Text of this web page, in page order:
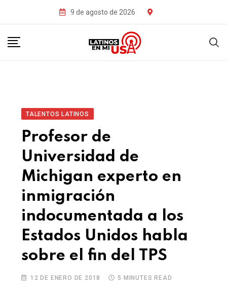
9 de agosto de 2026
TALENTOS LATINOS
Profesor de
Universidad de
Michigan experto en
inmigración
indocumentada a los
Estados Unidos habla
sobre el fin del TPS
12 DE ENERO DE 2018
5 MINUTES READ